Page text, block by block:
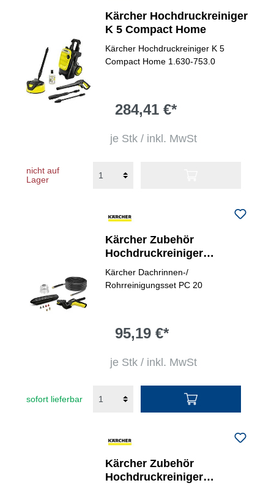
Kärcher Hochdruckreiniger
K 5 Compact Home
Kärcher Hochdruckreiniger K 5
Compact Home 1.630-753.0
284,41 €*
je Stk / inkl. MwSt
nicht auf
Lager
Kärcher Zubehör
Hochdruckreiniger
Reinigungsset Dachrinnen,
Rohre PC 20
Kärcher Dachrinnen-/
Rohrreinigungsset PC 20
95,19 €*
je Stk / inkl. MwSt
sofort lieferbar
Kärcher Zubehör
Hochdruckreiniger